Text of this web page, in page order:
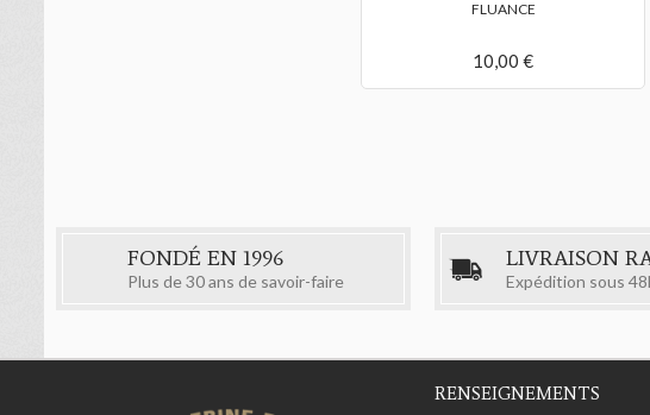
collier gymnaste bleue collection
FONDÉ EN 1996
Plus de 30 ans de savoir-faire
LIVRAISON
Expédition sous
RENSEIGNEMENTS